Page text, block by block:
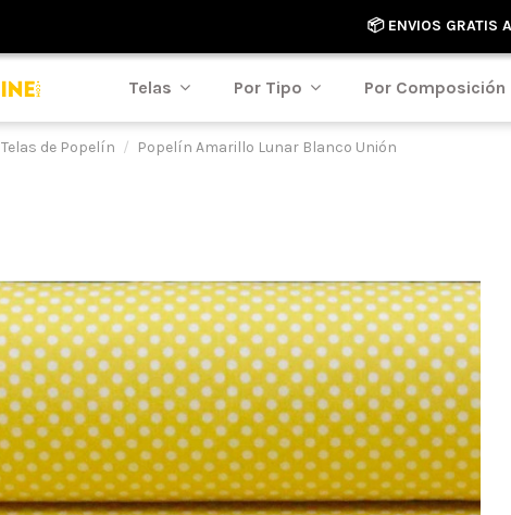
📦 ENVIOS GRATIS
Telas Por Tipo Por Composición
Telas de Popelín Popelín Amarillo Lunar Blanco Unión